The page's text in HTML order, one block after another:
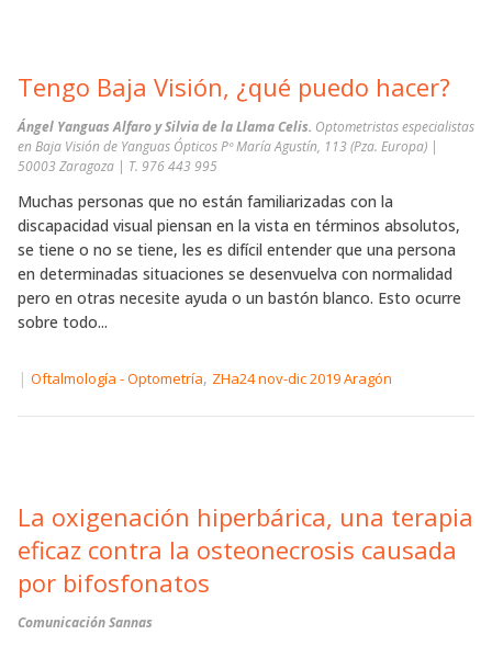
Tengo Baja Visión, ¿qué puedo hacer?
Ángel Yanguas Alfaro y Silvia de la Llama Celis. Optometristas especialistas
en Baja Visión de Yanguas Ópticos Pº María Agustín, 113 (Pza. Europa) |
50003 Zaragoza | T. 976 443 995
Muchas personas que no están familiarizadas con la
discapacidad visual piensan en la vista en términos absolutos,
se tiene o no se tiene, les es difícil entender que una persona
en determinadas situaciones se desenvuelva con normalidad
pero en otras necesite ayuda o un bastón blanco. Esto ocurre
sobre todo...
| Oftalmología - Optometría, ZHa24 nov-dic 2019 Aragón
La oxigenación hiperbárica, una terapia
eficaz contra la osteonecrosis causada
por bifosfonatos
Comunicación Sannas